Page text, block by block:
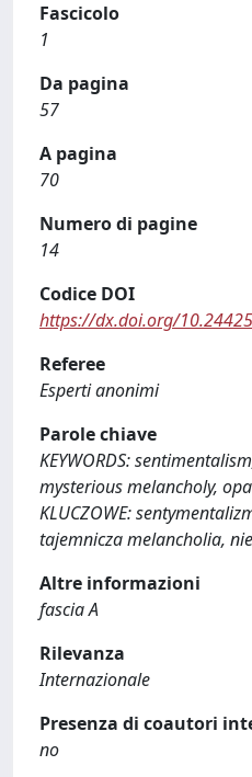
Fascicolo
1
Da pagina
57
A pagina
70
Numero di pagine
14
Codice DOI
https://dx.doi.org/
Referee
Esperti anonimi
Parole chiave
KEYWORDS:
mysterious melancholy,
KLUCZOWE:
tajemnicza melancholia,
Altre informazioni
fascia A
Rilevanza
Internazionale
Presenza di coautori
no